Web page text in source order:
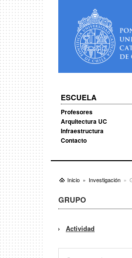
ESCUELA
Profesores
Arquitectura UC
Infraestructura
Contacto
Inicio Investigación
GRUPO
Actividad